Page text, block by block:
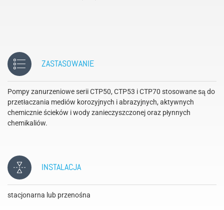
ZASTASOWANIE
Pompy zanurzeniowe serii CTP50, CTP53 i CTP70 stosowane są do
przetłaczania mediów korozyjnych i abrazyjnych, aktywnych
chemicznie ścieków i wody zanieczyszczonej oraz płynnych
chemikaliów.
INSTALACJA
stacjonarna lub przenośna